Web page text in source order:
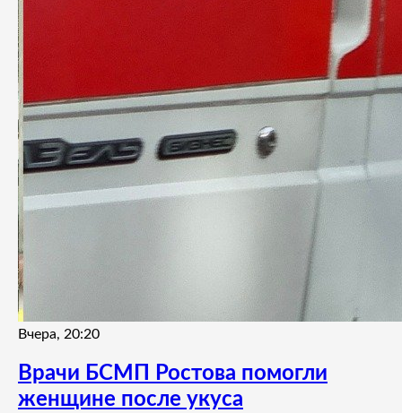
Вчера, 20:20
Врачи БСМП Ростова помогли
женщине после укуса